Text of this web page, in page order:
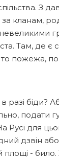
З
кланам,
Там, де є
пожежа,
разі біди?
подати
Русі для
дзвін
площі - било.